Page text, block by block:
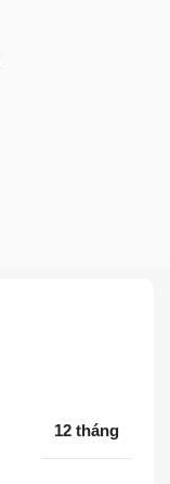
12 tháng